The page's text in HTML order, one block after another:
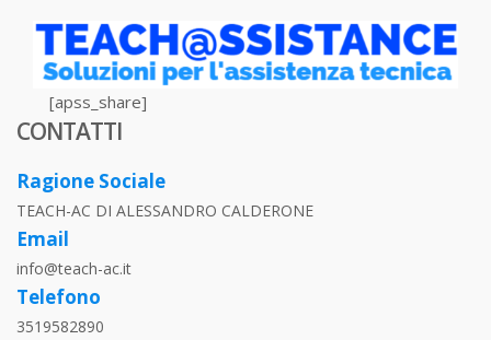
[apss_share]
CONTATTI
Ragione Sociale
TEACH-AC DI ALESSANDRO CALDERONE
Email
info@teach-ac.it
Telefono
3519582890